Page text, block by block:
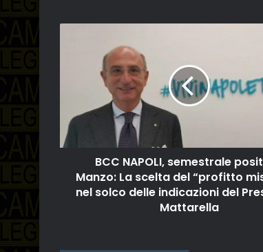
BCC NAPOLI, semestrale
Manzo: La scelta del “profitto
nel solco delle indicazioni del
Mattarella